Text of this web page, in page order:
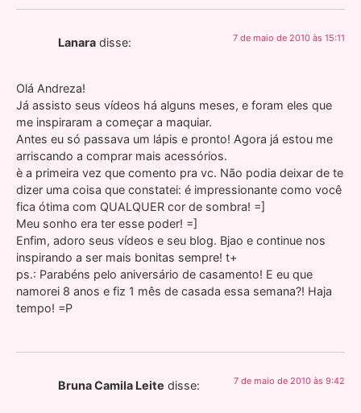
Lanara disse: 7 de maio de 2010 às 15:11
Olá Andreza!
Já assisto seus vídeos há alguns meses, e foram eles que
me inspiraram a começar a maquiar.
Antes eu só passava um lápis e pronto! Agora já estou me
arriscando a comprar mais acessórios.
è a primeira vez que comento pra vc. Não podia deixar de te
dizer uma coisa que constatei: é impressionante como você
fica ótima com QUALQUER cor de sombra! =]
Meu sonho era ter esse poder! =]
Enfim, adoro seus vídeos e seu blog. Bjao e continue nos
inspirando a ser mais bonitas sempre! t+
ps.: Parabéns pelo aniversário de casamento! E eu que
namorei 8 anos e fiz 1 mês de casada essa semana?! Haja
tempo! =P
Bruna Camila Leite disse: 7 de maio de 2010 às 9:42